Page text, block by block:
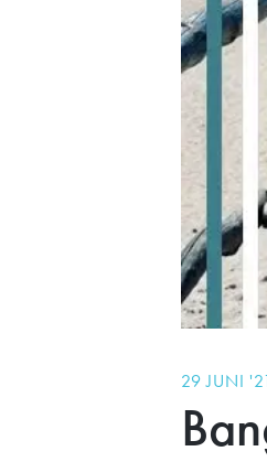
Kinderfysiotherapie
Appeltje Eitje (Leefstijl
Revalidatie na COVID-19
29 JUNI